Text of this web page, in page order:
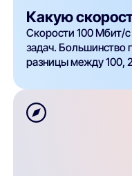
Какую
Скорости 100 Мбит/
задач. Большинство
разницы между 100,